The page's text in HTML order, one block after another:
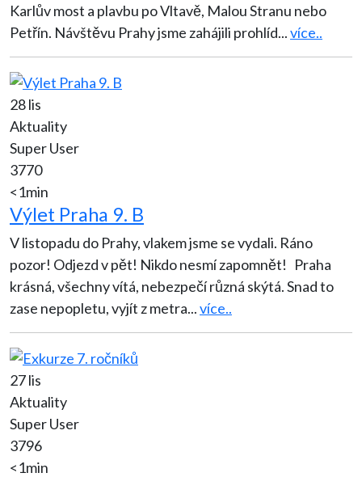
Karlův most a plavbu po Vltavě, Malou Stranu nebo
Petřín. Návštěvu Prahy jsme zahájili prohlíd...více..
28 lis
Aktuality
Super User
3770
<1min
Výlet Praha 9. B
V listopadu do Prahy, vlakem jsme se vydali. Ráno
pozor! Odjezd v pět! Nikdo nesmí zapomnět! Praha
krásná, všechny vítá, nebezpečí různá skýtá. Snad to
zase nepopletu, vyjít z metra...více..
27 lis
Aktuality
Super User
3796
<1min